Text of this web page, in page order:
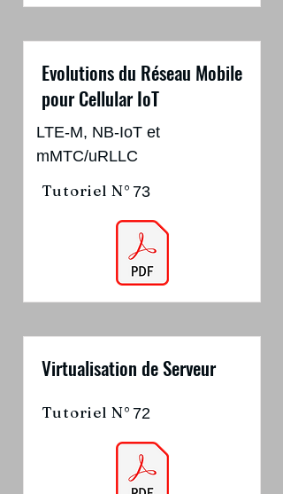
Evolutions du Réseau Mobile
pour Cellular IoT
LTE-M, NB-IoT et
mMTC/uRLLC
Tutoriel N° 73
Virtualisation de Serveur
Tutoriel N° 72